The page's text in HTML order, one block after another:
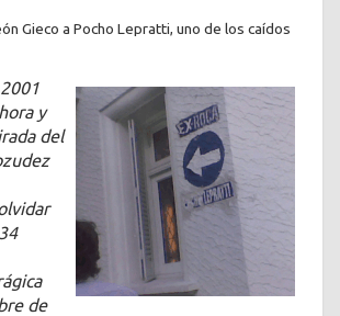
Gieco a Pocho Lepratti, uno de los caídos
y
del
de